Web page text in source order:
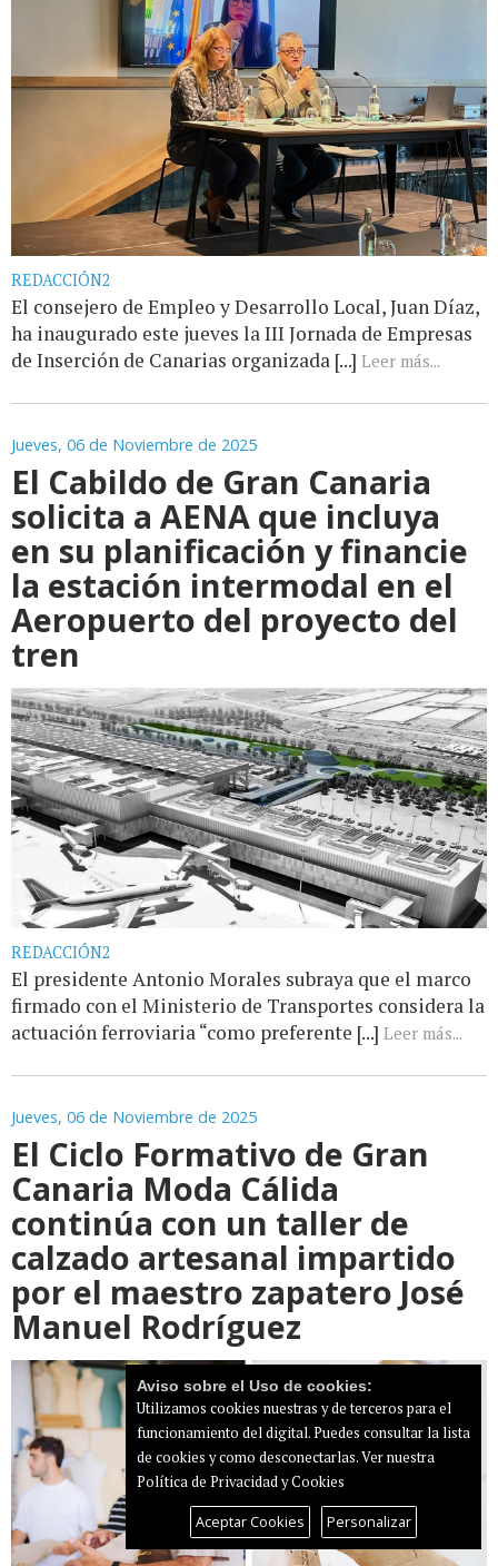
REDACCIÓN2
El consejero de Empleo y Desarrollo Local, Juan Díaz,
ha inaugurado este jueves la III Jornada de Empresas
de Inserción de Canarias organizada [...] Leer más...
Jueves, 06 de Noviembre de 2025
El Cabildo de Gran Canaria
solicita a AENA que incluya
en su planificación y financie
la estación intermodal en el
Aeropuerto del proyecto del
tren
REDACCIÓN2
El presidente Antonio Morales subraya que el marco
firmado con el Ministerio de Transportes considera la
actuación ferroviaria “como preferente [...] Leer más...
Jueves, 06 de Noviembre de 2025
El Ciclo Formativo de Gran
Canaria Moda Cálida
continúa con un taller de
calzado artesanal impartido
por el maestro zapatero José
Manuel Rodríguez
Aviso sobre el Uso de cookies:
Utilizamos cookies nuestras y de terceros para el
funcionamiento del digital. Puedes consultar la lista
de cookies y como desconectarlas.Ver nuestra
Política de Privacidad y Cookies
Aceptar Cookies Personalizar